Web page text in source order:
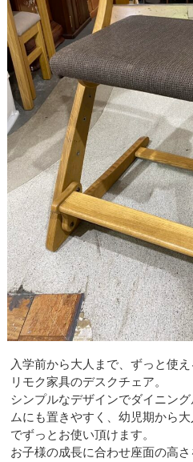
入学前から大人まで、ずっと使え
リモク家具のデスクチェア。
シンプルなデザインでダイニング
ムにも置きやすく、幼児期から大
でずっとお使い頂けます。
お子様の成長に合わせ座面の高